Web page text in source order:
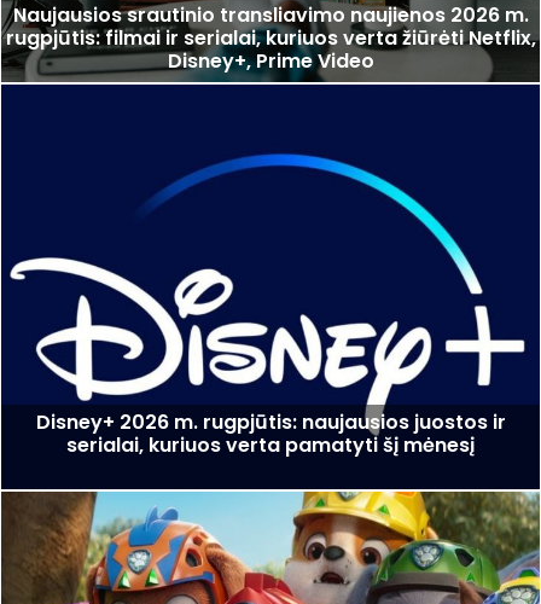
Naujausios srautinio transliavimo naujienos 2026 m.
rugpjūtis: filmai ir serialai, kuriuos verta žiūrėti Netflix,
Disney+, Prime Video
Disney+ 2026 m. rugpjūtis: naujausios juostos ir
serialai, kuriuos verta pamatyti šį mėnesį